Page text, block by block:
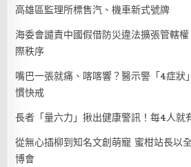
高雄區監理所標售汽、機車新式號牌
海委會譴責中國假借防災違法擴張管轄
際秩序
嘴巴一張就痛、喀喀響？醫示警「4症狀
慣快戒
長者「量六力」揪出健康警訊！每4人就
從無心插柳到知名文創萌寵 蜜柑站長以
博會